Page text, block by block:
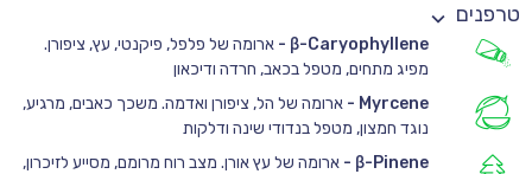
טרפנים
β-Caryophyllene
-ארומה של פלפל, פיקנטי, עץ, ציפורן.
מפיג מתחים, מטפל בכאב, חרדה ודיכאון
Myrcene
-ארומה של הל, ציפורן ואדמה. משכך כאבים, מרגיע,
נוגד חמצון, מטפל בנדודי שינה ודלקות
β-Pinene
-ארומה של עץ אורן. מצב רוח מרומם, מסייע לזיכרון,